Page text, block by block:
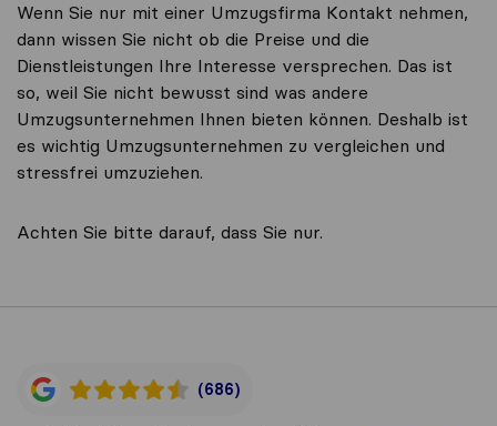
Wenn Sie nur mit einer Umzugsfirma Kontakt nehmen,
dann wissen Sie nicht ob die Preise und die
Dienstleistungen Ihre Interesse versprechen. Das ist
so, weil Sie nicht bewusst sind was andere
Umzugsunternehmen Ihnen bieten können. Deshalb ist
es wichtig Umzugsunternehmen zu vergleichen und
stressfrei umzuziehen.
Achten Sie bitte darauf, dass Sie nur.
(686)